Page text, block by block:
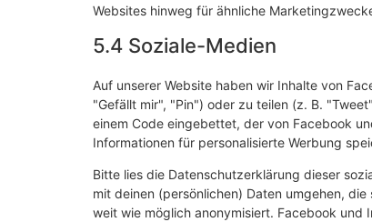
Websites hinweg für ähnliche
5.4 Soziale-Medien
Auf unserer Website haben wir Inhalte von
"Gefällt mir", "Pin") oder zu teilen (z. B.
einem Code eingebettet, der von Facebook
Informationen für personalisierte Werbung
Bitte lies die Datenschutzerklärung dieser
mit deinen (persönlichen) Daten umgehen,
weit wie möglich anonymisiert. Facebook und